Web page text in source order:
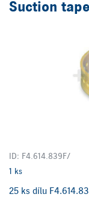
Suction
ID: F4.614.839F/
1 ks
25 ks dílu